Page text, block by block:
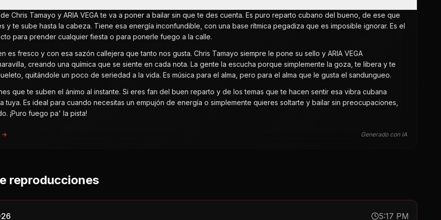
Chris Tamayo y ARIA VEGA te va a poner a bailar sin que te des cuenta. Es puro reparto cubano del bueno, de ese que
y te sube hasta la cabeza. Tiene esa energía inconfundible, con una base rítmica pegadiza que es imposible ignorar. Es el
para prender cualquier fiesta o para ponerle fuego a la calle.
es fresco y con esa sazón callejera que tanto nos gusta. Chris Tamayo siempre le pone su sello y ARIA VEGA
creando una química que se siente en cada nota. La gente la escucha porque simplemente la goza, te libera y te
quitándole un poco de seriedad a la vida. Es música para el alma, pero para el alma que le gusta el sandungueo.
que te suben el ánimo al instante. Si eres fan del buen reparto y de los temas que te hacen sentir esa vibra cubana
tuya. Es ideal para cuando necesitas un empujón de energía o simplemente quieres soltarte y bailar sin preocupaciones,
¡Puro fuego pa' la pista!
→ Generado con IA
reproducciones
5:17 PM